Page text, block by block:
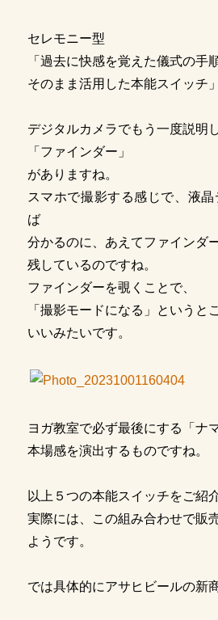
セレモニー型
「過去に快感を覚えた儀式の手
そのまま活用した本能スイッチ」
デジタルカメラでもう一度説明
「ファインダー」
がありますね。
スマホで撮影する感じで、液
ば
分かるのに、あえてファインダ
残しているのですね。
ファインダーを覗くことで、
「撮影モードになる」というと
いいみたいです。
ヨガ教室で必ず最後にする「ナ
本場感を演出するものですね。
以上５つの本能スイッチをご紹
実際には、この組み合わせで販
ようです。
では具体的にアサヒビールの新